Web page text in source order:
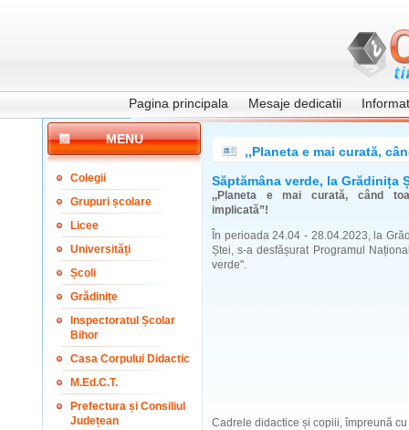
Pagina principala Mesaje dedicatii
MENU
Colegii
Grupuri școlare
Licee
Universități
Școli
Grădinițe
Inspectoratul Școlar
Bihor
Casa Corpului Didactic
M.Ed.C.T.
Prefectura și Consiliul
Județean
,,Planeta e mai curată,
Săptămâna verde, la Grădinița
,,Planeta e mai curată, când
implicată”!
În perioada 24.04 - 28.04.2023, la
Ștei, s-a desfășurat Programul
verde".
Cadrele didactice și copiii, împreună